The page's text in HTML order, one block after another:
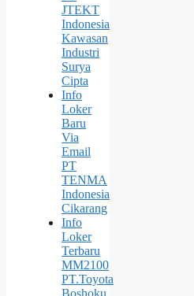
JTEKT
Indonesia
Kawasan
Industri
Surya
Cipta
Info
Loker
Baru
Via
Email
PT
TENMA
Indonesia
Cikarang
Info
Loker
Terbaru
MM2100
PT.Toyota